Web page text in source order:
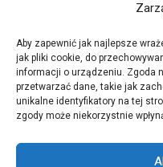
Aby zapewnić jak najlepsze
jak pliki cookie, do
informacji o urządzeniu. Zgoda
przetwarzać dane, takie jak
unikalne identyfikatory na tej
zgody może niekorzystnie
P.P.H.U. „W&W DESIGN”
metali szlachetnych na
prowadzi również kursy i